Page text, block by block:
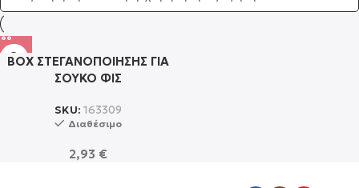
BOX ΣΤΕΓΑΝΟΠΟΙΗΣΗΣ ΓΙΑ
ΣΟΥΚΟ ΦΙΣ
SKU: 163309
Διαθέσιμο
2,93 €